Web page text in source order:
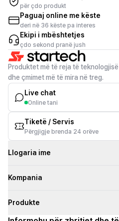
për çdo produkt
Paguaj online me këste
deri në 36 këste pa interes
Ekipi i mbështetjes
çdo sekond pranë jush
Produktet më të reja të teknologjisë
dhe çmimet më të mira në treg.
Live chat
Online tani
Tiketë / Servis
Përgjigje brenda 24 orëve
Llogaria ime
Kompania
Produkte